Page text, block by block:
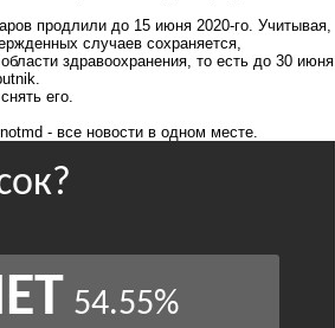
продлили до 15 июня 2020-го. Учитывая,
случаев сохраняется,
здравоохранения, то есть до 30 июня
его.
- все новости в одном месте.